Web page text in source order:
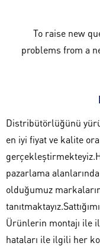
To raise new
problems from a
Distribütörlüğünü
en iyi fiyat ve kalite
pazarlama
olduğumuz
Ürünlerin montajı ile
hataları ile ilgili her